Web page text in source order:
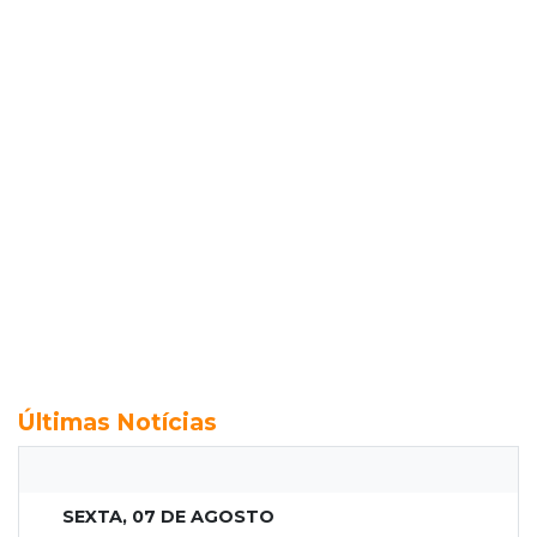
Últimas Notícias
SEXTA, 07 DE AGOSTO